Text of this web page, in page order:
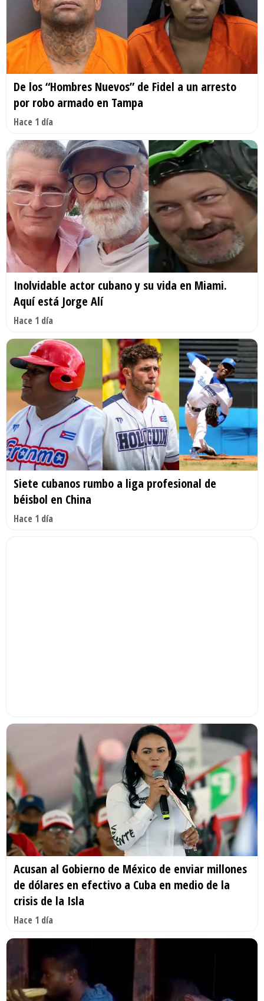
De los “Hombres Nuevos” de Fidel a un arresto
por robo armado en Tampa
Hace 1 día
Inolvidable actor cubano y su vida en Miami.
Aquí está Jorge Alí
Hace 1 día
Siete cubanos rumbo a liga profesional de
béisbol en China
Hace 1 día
Acusan al Gobierno de México de enviar millones
de dólares en efectivo a Cuba en medio de la
crisis de la Isla
Hace 1 día